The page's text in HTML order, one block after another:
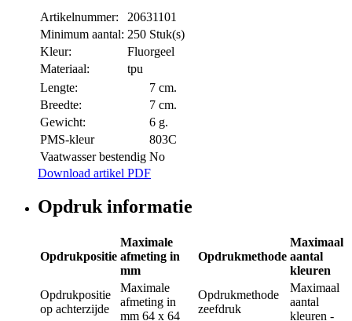
Artikelnummer:
20631101
Minimum aantal: 250 Stuk(s)
Kleur:
Fluorgeel
Materiaal:
tpu
Lengte:
7 cm.
Breedte:
7 cm.
Gewicht:
6 g.
PMS-kleur
803C
Vaatwasser bestendig No
Download artikel PDF
Opdruk informatie
Opdrukpositie
Maximale
afmeting in
mm
Opdrukmethode
Maximaal
aantal
kleuren
Opdrukpositie
op achterzijde
Maximale
afmeting in
mm 64 x 64
Opdrukmethode
zeefdruk
Maximaal
aantal
kleuren -